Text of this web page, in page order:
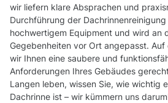
wir liefern klare Absprachen und
Durchführung der
hochwertigem Equipment und wird an
Gegebenheiten vor Ort angepasst. Auf
wir Ihnen eine saubere und
Anforderungen Ihres Gebäudes
Langen leben, wissen Sie, wie wichtig
Dachrinne ist – wir kümmern uns